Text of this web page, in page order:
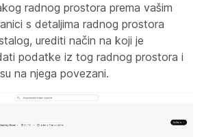
radnog prostora prema vašim
s detaljima radnog prostora
urediti način na koji je
podatke iz tog radnog prostora i
na njega povezani.